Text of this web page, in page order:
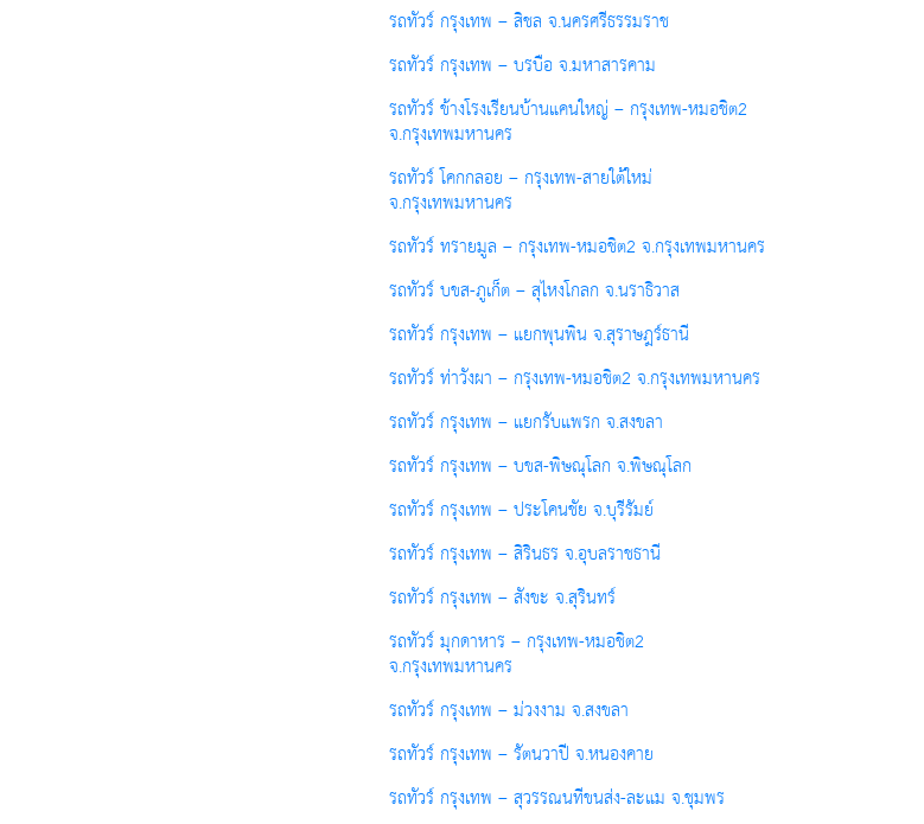
รถทัวร์ กรุงเทพ – สิชล จ.นครศรีธรรมราช
รถทัวร์ กรุงเทพ – บรบือ จ.มหาสารคาม
รถทัวร์ ข้างโรงเรียนบ้านแคนใหญ่ – กรุงเทพ-หมอชิต2
จ.กรุงเทพมหานคร
รถทัวร์ โคกกลอย – กรุงเทพ-สายใต้ใหม่
จ.กรุงเทพมหานคร
รถทัวร์ ทรายมูล – กรุงเทพ-หมอชิต2 จ.กรุงเทพมหานคร
รถทัวร์ บขส-ภูเก็ต – สุไหงโกลก จ.นราธิวาส
รถทัวร์ กรุงเทพ – แยกพุนพิน จ.สุราษฎร์ธานี
รถทัวร์ ท่าวังผา – กรุงเทพ-หมอชิต2 จ.กรุงเทพมหานคร
รถทัวร์ กรุงเทพ – แยกรับแพรก จ.สงขลา
รถทัวร์ กรุงเทพ – บขส-พิษณุโลก จ.พิษณุโลก
รถทัวร์ กรุงเทพ – ประโคนชัย จ.บุรีรัมย์
รถทัวร์ กรุงเทพ – สิรินธร จ.อุบลราชธานี
รถทัวร์ กรุงเทพ – สังขะ จ.สุรินทร์
รถทัวร์ มุกดาหาร – กรุงเทพ-หมอชิต2
จ.กรุงเทพมหานคร
รถทัวร์ กรุงเทพ – ม่วงงาม จ.สงขลา
รถทัวร์ กรุงเทพ – รัตนวาปี จ.หนองคาย
รถทัวร์ กรุงเทพ – สุวรรณนทีขนส่ง-ละแม จ.ชุมพร